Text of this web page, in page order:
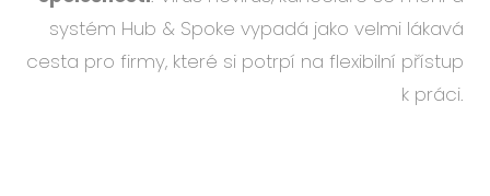
systém Hub & Spoke vypadá jako velmi lákavá
cesta pro firmy, které si potrpí na flexibilní přístup
k práci.